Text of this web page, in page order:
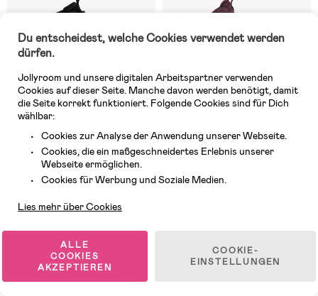
Auf Lager
Viking Epic GTX 1V Mid
Auf Lager
(0)
Viking QuickGo Mid
Du entscheidest, welche Cookies verwendet werden
dürfen.
Jollyroom und unsere digitalen Arbeitspartner verwenden
Cookies auf dieser Seite. Manche davon werden benötigt, damit
die Seite korrekt funktioniert. Folgende Cookies sind für Dich
wählbar:
Cookies zur Analyse der Anwendung unserer Webseite.
Cookies, die ein maßgeschneidertes Erlebnis unserer
Webseite ermöglichen.
Cookies für Werbung und Soziale Medien.
Lies mehr über Cookies
ALLE
COOKIES
AKZEPTIEREN
COOKIE-
EINSTELLUNGEN